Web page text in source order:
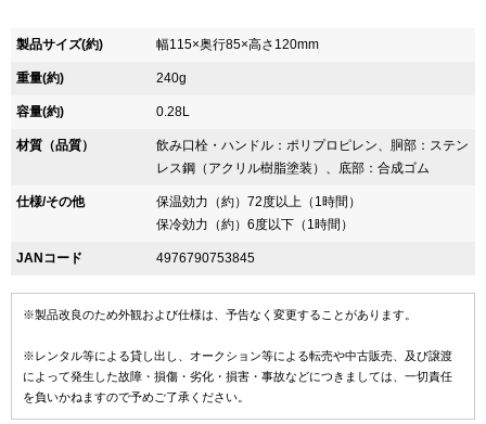
製品サイズ(約) 幅115×奥行85×高さ120mm
重量(約) 240g
容量(約) 0.28L
材質（品質）
飲み口栓・ハンドル：ポリプロピレン、胴部：ステン
レス鋼（アクリル樹脂塗装）、底部：合成ゴム
仕様/その他
保温効力（約）72度以上（1時間）
保冷効力（約）6度以下（1時間）
JANコード 4976790753845
※製品改良のため外観および仕様は、予告なく変更することがあります。
※レンタル等による貸し出し、オークション等による転売や中古販売、及び譲渡
によって発生した故障・損傷・劣化・損害・事故などにつきましては、一切責任
を負いかねますので予めご了承ください。